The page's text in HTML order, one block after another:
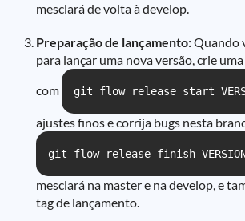
mesclará de volta à develop.
Preparação de lançamento:Quando
para lançar uma nova versão, crie
com
git flow release start
ajustes finos e corrija bugs nesta
git flow release finish
mesclará na master e na develop, e
tag de lançamento.